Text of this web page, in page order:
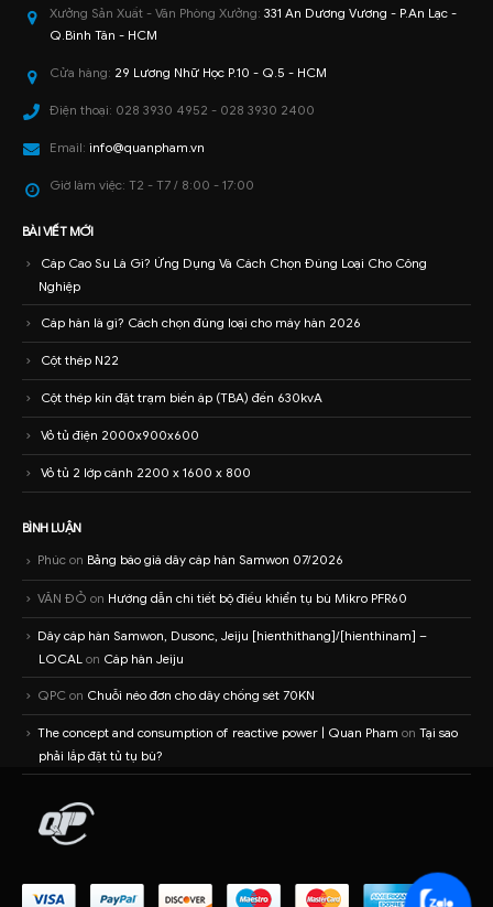
Xưởng Sản Xuất - Văn Phòng Xưởng: 331 An Dương Vương - P.An Lạc -
Q.Bình Tân - HCM
Cửa hàng: 29 Lương Nhữ Học P.10 - Q.5 - HCM
Điện thoại: 028 3930 4952 - 028 3930 2400
Email: info@quanpham.vn
Giờ làm việc: T2 - T7 / 8:00 - 17:00
BÀI VIẾT MỚI
Cáp Cao Su Là Gì? Ứng Dụng Và Cách Chọn Đúng Loại Cho Công
Nghiệp
Cáp hàn là gì? Cách chọn đúng loại cho máy hàn 2026
Cột thép N22
Cột thép kín đặt trạm biến áp (TBA) đến 630kvA
Vỏ tủ điện 2000x900x600
Vỏ tủ 2 lớp cánh 2200 x 1600 x 800
BÌNH LUẬN
Phúc on Bảng báo giá dây cáp hàn Samwon 07/2026
VĂN ĐỎ on Hướng dẫn chi tiết bộ điều khiển tụ bù Mikro PFR60
Dây cáp hàn Samwon, Dusonc, Jeiju [hienthithang]/[hienthinam] –
LOCAL on Cáp hàn Jeiju
QPC on Chuỗi néo đơn cho dây chống sét 70KN
The concept and consumption of reactive power | Quan Pham on Tại sao
phải lắp đặt tủ tụ bù?